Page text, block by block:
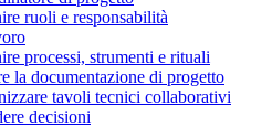
ruoli e responsabilità
processi, strumenti e rituali
la documentazione di progetto
tavoli tecnici collaborativi
decisioni